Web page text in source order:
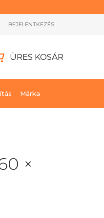
BEJELENTKEZÉS
ÜRES KOSÁR
Márka
×